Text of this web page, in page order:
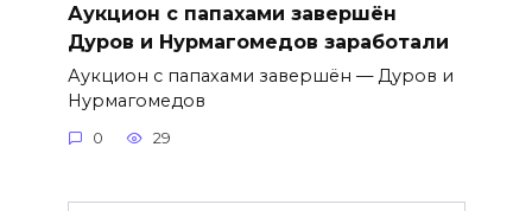
Аукцион с папахами завершён
Дуров и Нурмагомедов заработали
Аукцион с папахами завершён — Дуров и
Нурмагомедов
0 29